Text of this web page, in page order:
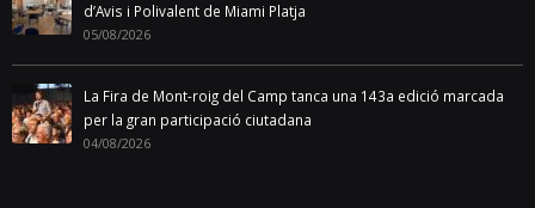
d’Avis i Polivalent de Miami Platja
05/08/2026
La Fira de Mont-roig del Camp tanca una 143a edició marcada
per la gran participació ciutadana
04/08/2026